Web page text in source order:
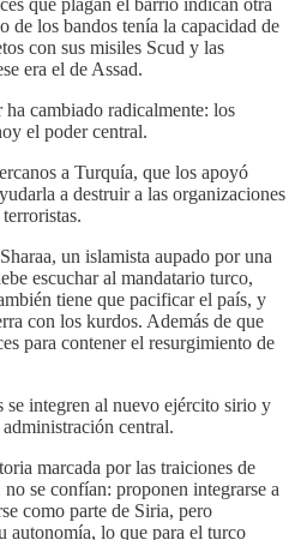
que plagan el barrio indican otra
de los bandos tenía la capacidad de
con sus misiles Scud y las
era el de Assad.
cambiado radicalmente: los
el poder central.
a Turquía, que los apoyó
a destruir a las organizaciones
un islamista aupado por una
escuchar al mandatario turco,
tiene que pacificar el país, y
con los kurdos. Además de que
para contener el resurgimiento de
se integren al nuevo ejército sirio y
central.
marcada por las traiciones de
se confían: proponen integrarse a
como parte de Siria, pero
autonomía, lo que para el turco